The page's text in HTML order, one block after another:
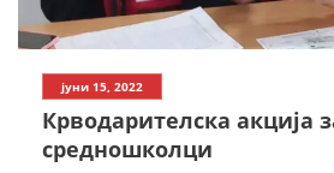
јуни 15, 2022
Крводарителска акција
средношколци